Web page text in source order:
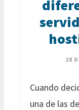
28
Cuando
una de las